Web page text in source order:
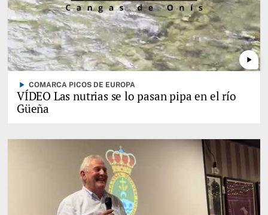
play_arrow
play_arrow COMARCA PICOS DE EUROPA
VÍDEO Las nutrias se lo pasan pipa en el río
Güeña